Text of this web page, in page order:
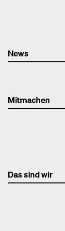
News
Mitmachen
Das sind wir